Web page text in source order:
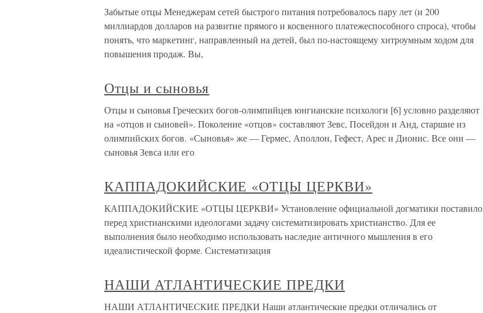
Забытые отцы Менеджерам сетей быстрого питания потребовалось пару лет (и 200
миллиардов долларов на развитие прямого и косвенного платежеспособного спроса), чтобы
понять, что маркетинг, направленный на детей, был по-настоящему хитроумным ходом для
повышения продаж. Вы,
Отцы и сыновья
Отцы и сыновья Греческих богов-олимпийцев юнгианские психологи [6] условно разделяют
на «отцов и сыновей». Поколение «отцов» составляют Зевс, Посейдон и Аид, старшие из
олимпийских богов. «Сыновья» же — Гермес, Аполлон, Гефест, Арес и Дионис. Все они —
сыновья Зевса или его
КАППАДОКИЙСКИЕ «ОТЦЫ ЦЕРКВИ»
КАППАДОКИЙСКИЕ «ОТЦЫ ЦЕРКВИ» Установление официальной догматики поставило
перед христианскими идеологами задачу систематизировать христианство. Для ее
выполнения было необходимо использовать наследие античного мышления в его
идеалистической форме. Систематизация
НАШИ АТЛАНТИЧЕСКИЕ ПРЕДКИ
НАШИ АТЛАНТИЧЕСКИЕ ПРЕДКИ Наши атлантические предки отличались от